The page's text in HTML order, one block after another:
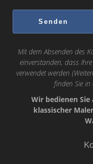
Mit dem Absenden des
einverstanden, dass
verwendet werden
finden Sie in
Wir bedienen
klassischer